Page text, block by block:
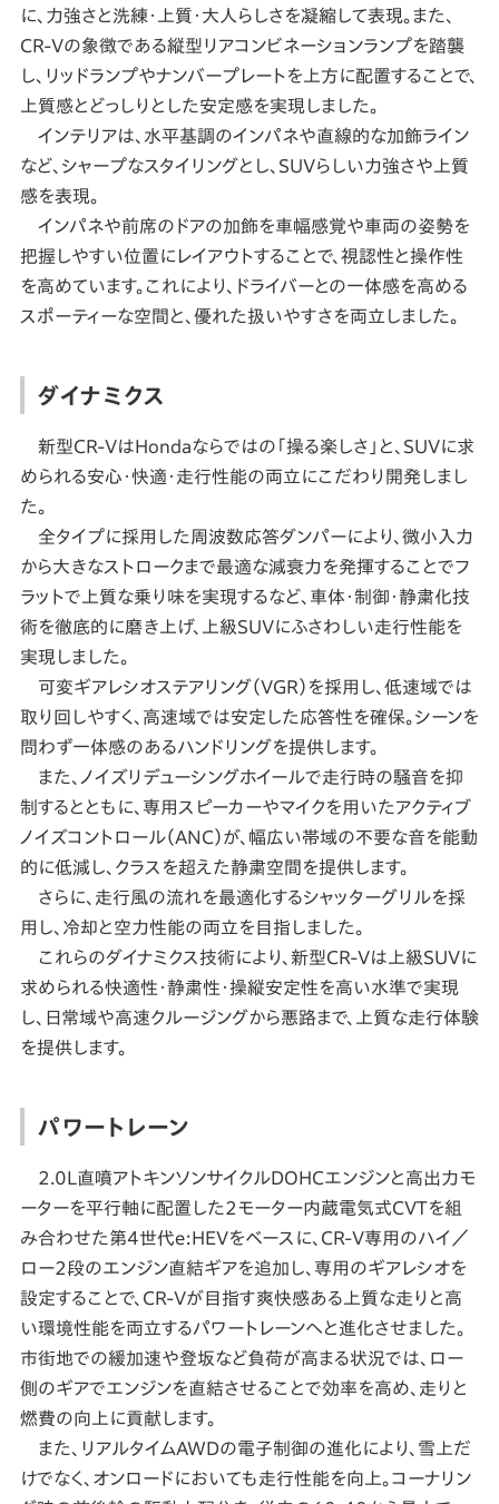
に、力強さと洗練・上質・大人らしさを凝縮して表現。また、
CR-Vの象徴である縦型リアコンビネーションランプを踏襲
し、リッドランプやナンバープレートを上方に配置することで、
上質感とどっしりとした安定感を実現しました。
インテリアは、水平基調のインパネや直線的な加飾ライン
など、シャープなスタイリングとし、SUVらしい力強さや上質
感を表現。
インパネや前席のドアの加飾を車幅感覚や車両の姿勢を
把握しやすい位置にレイアウトすることで、視認性と操作性
を高めています。これにより、ドライバーとの一体感を高める
スポーティーな空間と、優れた扱いやすさを両立しました。
ダイナミクス
新型CR-VはHondaならではの「操る楽しさ」と、SUVに求
められる安心・快適・走行性能の両立にこだわり開発しまし
た。
全タイプに採用した周波数応答ダンパーにより、微小入力
から大きなストロークまで最適な減衰力を発揮することでフ
ラットで上質な乗り味を実現するなど、車体・制御・静粛化技
術を徹底的に磨き上げ、上級SUVにふさわしい走行性能を
実現しました。
可変ギアレシオステアリング（VGR）を採用し、低速域では
取り回しやすく、高速域では安定した応答性を確保。シーンを
問わず一体感のあるハンドリングを提供します。
また、ノイズリデューシングホイールで走行時の騒音を抑
制するとともに、専用スピーカーやマイクを用いたアクティブ
ノイズコントロール（ANC）が、幅広い帯域の不要な音を能動
的に低減し、クラスを超えた静粛空間を提供します。
さらに、走行風の流れを最適化するシャッターグリルを採
用し、冷却と空力性能の両立を目指しました。
これらのダイナミクス技術により、新型CR‑Vは上級SUVに
求められる快適性・静粛性・操縦安定性を高い水準で実現
し、日常域や高速クルージングから悪路まで、上質な走行体験
を提供します。
パワートレーン
2.0L直噴アトキンソンサイクルDOHCエンジンと高出力モ
ーターを平行軸に配置した2モーター内蔵電気式CVTを組
み合わせた第4世代e:HEVをベースに、CR-V専用のハイ／
ロー2段のエンジン直結ギアを追加し、専用のギアレシオを
設定することで、CR-Vが目指す爽快感ある上質な走りと高
い環境性能を両立するパワートレーンへと進化させました。
市街地での緩加速や登坂など負荷が高まる状況では、ロー
側のギアでエンジンを直結させることで効率を高め、走りと
燃費の向上に貢献します。
また、リアルタイムAWDの電子制御の進化により、雪上だ
けでなく、オンロードにおいても走行性能を向上。コーナリン